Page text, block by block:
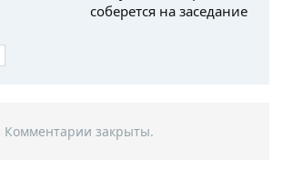
соберется на заседание
Комментарии закрыты.